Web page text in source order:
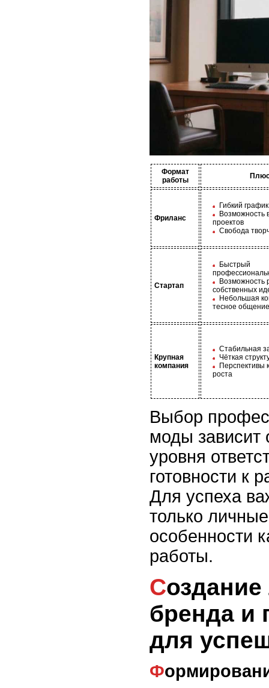
Формат
работы
Фриланс
Гибкий график
Возможность
проектов
Свобода
Стартап
Быстрый
Возможность
собственных
Небольшая
тесное общение
Крупная
компания
Стабильная
Чёткая
Перспективы
роста
Выбор
моды зависит
уровня
готовности к
Для успеха
только
особенности
работы.
Создание личного
бренда и
для